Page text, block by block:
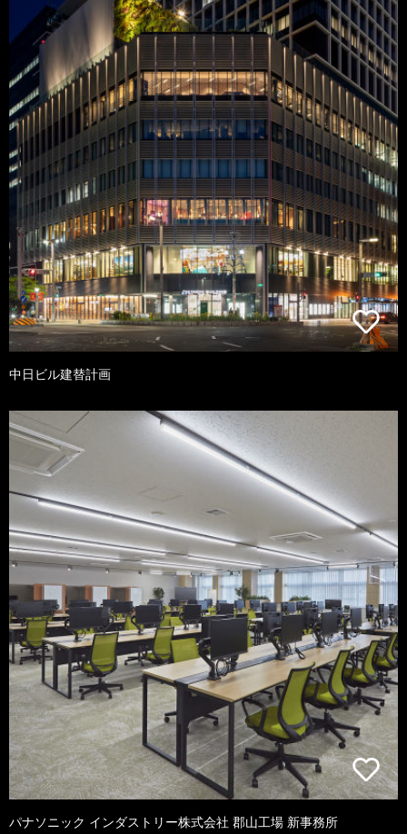
中日ビル建替計画
パナソニック インダストリー株式会社 郡山工場 新事務所